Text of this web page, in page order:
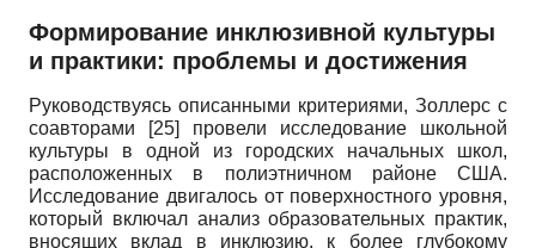
Формирование инклюзивной культуры
и практики: проблемы и достижения
Руководствуясь описанными критериями, Золлерс с
соавторами
[25]
провели исследование школьной
культуры в одной из городских начальных школ,
расположенных в полиэтничном районе США.
Исследование двигалось от поверхностного уровня,
который включал анализ образовательных практик,
вносящих вклад в инклюзию, к более глубокому